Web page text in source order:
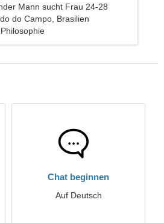
Mann sucht Frau 24-28
do Campo, Brasilien
Chat beginnen
Auf Deutsch